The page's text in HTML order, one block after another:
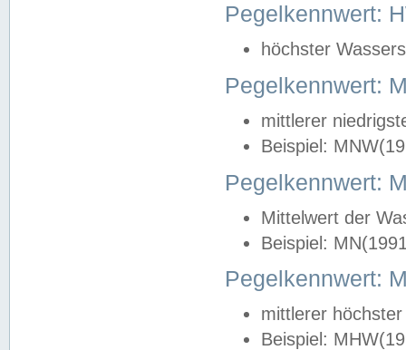
Pegelkennwert:
höchster
Pegelkennwert:
mittlerer
Beispiel:
Pegelkennwert:
Mittelwert der
Beispiel:
Pegelkennwert:
mittlerer
Beispiel: